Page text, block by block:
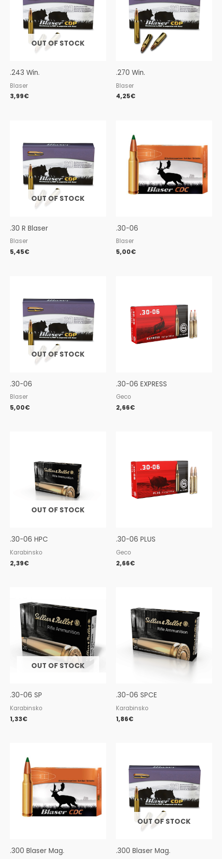
OUT OF STOCK
.243 Win.
Blaser
3,99€
.270 Win.
Blaser
4,25€
OUT OF STOCK
.30 R Blaser
Blaser
5,45€
.30-06
Blaser
5,00€
OUT OF STOCK
.30-06
Blaser
5,00€
.30-06 EXPRESS
Geco
2,66€
OUT OF STOCK
.30-06 HPC
Karabinsko
2,39€
.30-06 PLUS
Geco
2,66€
OUT OF STOCK
.30-06 SP
Karabinsko
1,33€
.30-06 SPCE
Karabinsko
1,86€
.300 Blaser Mag.
OUT OF STOCK
.300 Blaser Mag.